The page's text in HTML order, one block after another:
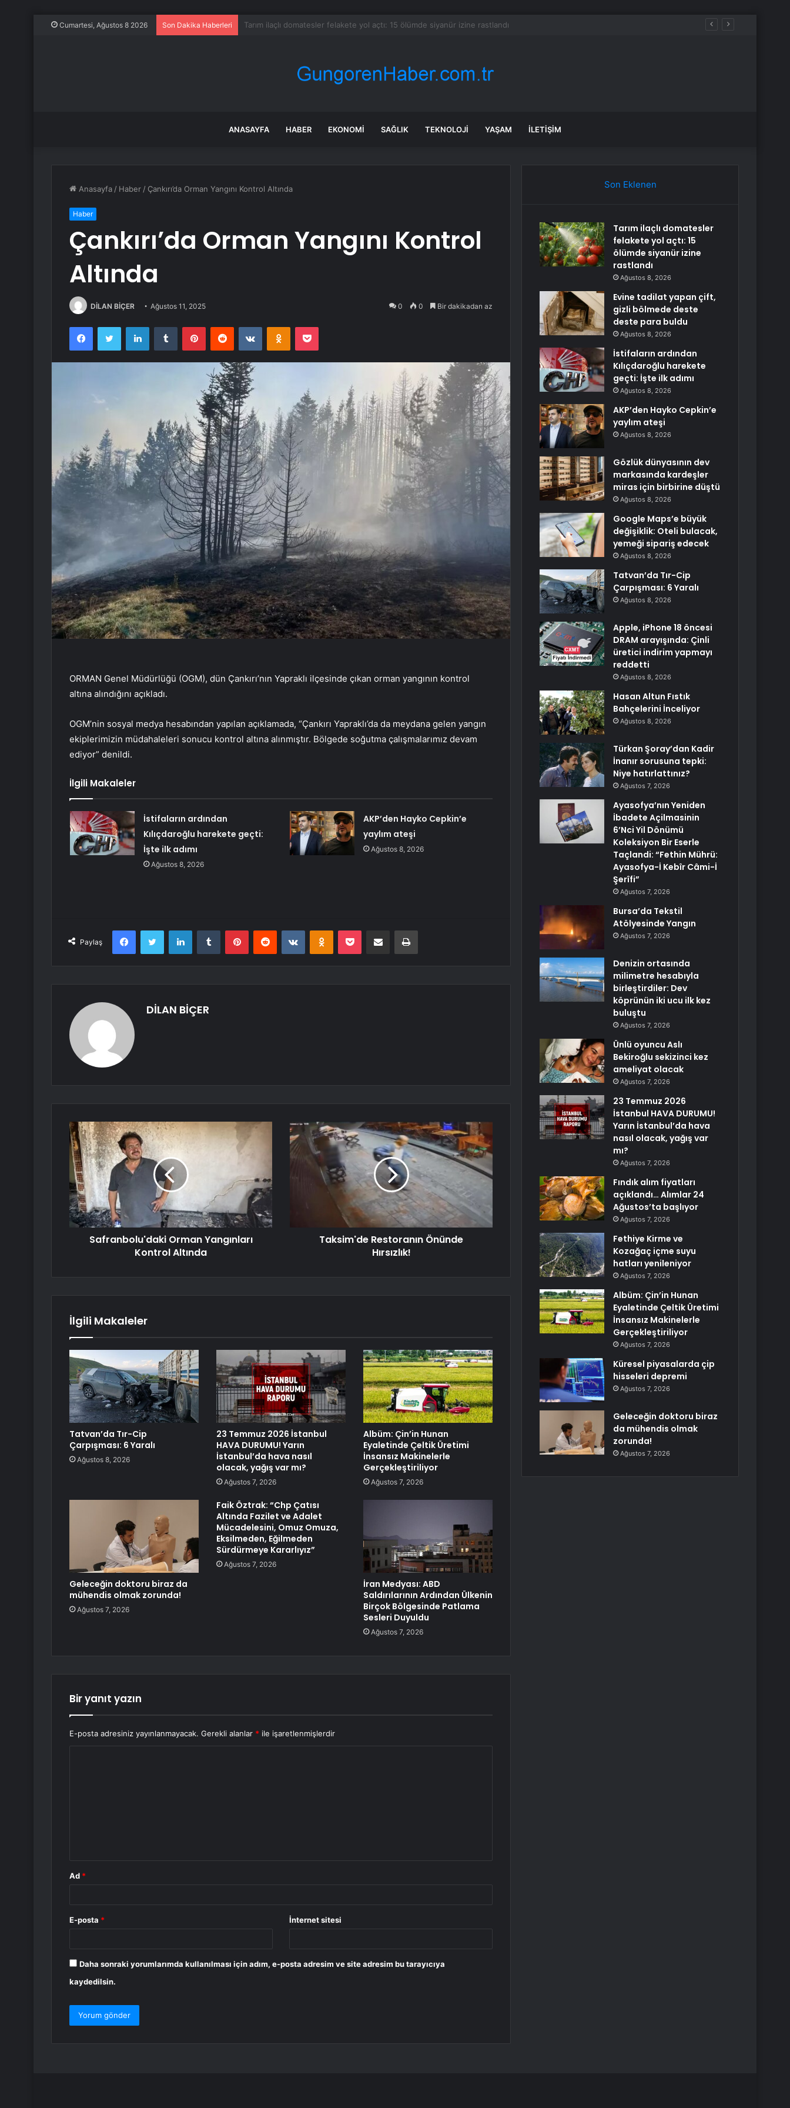
Cumartesi, Ağustos 8 2026 Son Dakika Haberleri Evine tadilat yapan çift, gizli bölmede deste deste para buldu
ANASAYFA HABER EKONOMI SAĞLIK TEKNOLOJI YAŞAM İLETIŞIM
Anasayfa / Haber / Çankırı’da Orman Yangını Kontrol Altında
Haber
Çankırı’da Orman Yangını Kontrol
Altında
DİLAN BİÇER Ağustos 11, 2025 0 0 Bir dakikadan az
FacebookTwitter LinkedInTumblr PinterestReddit VKontakteOdnoklassniki
Pocket
ORMAN Genel Müdürlüğü (OGM), dün Çankırı’nın Yapraklı ilçesinde çıkan orman yangının kontrol
altına alındığını açıkladı.
OGM’nin sosyal medya hesabından yapılan açıklamada, “Çankırı Yapraklı’da da meydana gelen yangın
ekiplerimizin müdahaleleri sonucu kontrol altına alınmıştır. Bölgede soğutma çalışmalarımız devam
ediyor” denildi.
İlgili Makaleler
İstifaların ardından
Kılıçdaroğlu harekete geçti:
İşte ilk adımı
Ağustos 8, 2026
AKP’den Hayko Cepkin’e
yaylım ateşi
Ağustos 8, 2026
Paylaş
FacebookTwitter LinkedInTumblr PinterestReddit VKontakteOdnoklassniki
Pocket E-Posta ile paylaş Yazdır
DİLAN BİÇER
Safranbolu'daki Orman Yangınları
Kontrol Altında
Taksim'de Restoranın Önünde
Hırsızlık!
İlgili Makaleler
Tatvan’da Tır-Cip
Çarpışması: 6 Yaralı
Ağustos 8, 2026
23 Temmuz 2026 İstanbul
HAVA DURUMU! Yarın
İstanbul’da hava nasıl
olacak, yağış var mı?
Ağustos 7, 2026
Albüm: Çin’in Hunan
Eyaletinde Çeltik Üretimi
İnsansız Makinelerle
Gerçekleştiriliyor
Ağustos 7, 2026
Geleceğin doktoru biraz da
mühendis olmak zorunda!
Ağustos 7, 2026
Faik Öztrak: “Chp Çatısı
Altında Fazilet ve Adalet
Mücadelesini, Omuz Omuza,
Eksilmeden, Eğilmeden
Sürdürmeye Kararlıyız”
Ağustos 7, 2026
İran Medyası: ABD
Saldırılarının Ardından Ülkenin
Birçok Bölgesinde Patlama
Sesleri Duyuldu
Ağustos 7, 2026
Bir yanıt yazın
E-posta adresiniz yayınlanmayacak. Gerekli alanlar * ile işaretlenmişlerdir
Ad *
E-posta * İnternet sitesi
Daha sonraki yorumlarımda kullanılması için adım, e-posta adresim ve site adresim bu tarayıcıya
kaydedilsin.
Son Eklenen
Tarım ilaçlı domatesler
felakete yol açtı: 15
ölümde siyanür izine
rastlandı
Ağustos 8, 2026
Evine tadilat yapan çift,
gizli bölmede deste
deste para buldu
Ağustos 8, 2026
İstifaların ardından
Kılıçdaroğlu harekete
geçti: İşte ilk adımı
Ağustos 8, 2026
AKP’den Hayko Cepkin’e
yaylım ateşi
Ağustos 8, 2026
Gözlük dünyasının dev
markasında kardeşler
miras için birbirine düştü
Ağustos 8, 2026
Google Maps’e büyük
değişiklik: Oteli bulacak,
yemeği sipariş edecek
Ağustos 8, 2026
Tatvan’da Tır-Cip
Çarpışması: 6 Yaralı
Ağustos 8, 2026
Apple, iPhone 18 öncesi
DRAM arayışında: Çinli
üretici indirim yapmayı
reddetti
Ağustos 8, 2026
Hasan Altun Fıstık
Bahçelerini İnceliyor
Ağustos 8, 2026
Türkan Şoray’dan Kadir
İnanır sorusuna tepki:
Niye hatırlattınız?
Ağustos 7, 2026
Ayasofya’nın Yeniden
İbadete Açilmasinin
6’Nci Yil Dönümü
Koleksiyon Bir Eserle
Taçlandi: “Fethin Mührü:
Ayasofya-İ Kebîr Câmi-İ
Şerîfi”
Ağustos 7, 2026
Bursa’da Tekstil
Atölyesinde Yangın
Ağustos 7, 2026
Denizin ortasında
milimetre hesabıyla
birleştirdiler: Dev
köprünün iki ucu ilk kez
buluştu
Ağustos 7, 2026
Ünlü oyuncu Aslı
Bekiroğlu sekizinci kez
ameliyat olacak
Ağustos 7, 2026
23 Temmuz 2026
İstanbul HAVA DURUMU!
Yarın İstanbul’da hava
nasıl olacak, yağış var
mı?
Ağustos 7, 2026
Fındık alım fiyatları
açıklandı… Alımlar 24
Ağustos’ta başlıyor
Ağustos 7, 2026
Fethiye Kirme ve
Kozağaç içme suyu
hatları yenileniyor
Ağustos 7, 2026
Albüm: Çin’in Hunan
Eyaletinde Çeltik Üretimi
İnsansız Makinelerle
Gerçekleştiriliyor
Ağustos 7, 2026
Küresel piyasalarda çip
hisseleri depremi
Ağustos 7, 2026
Geleceğin doktoru biraz
da mühendis olmak
zorunda!
Ağustos 7, 2026